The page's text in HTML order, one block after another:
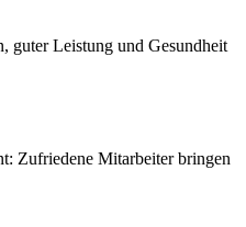
guter Leistung und Gesundheit
Zufriedene Mitarbeiter bringen